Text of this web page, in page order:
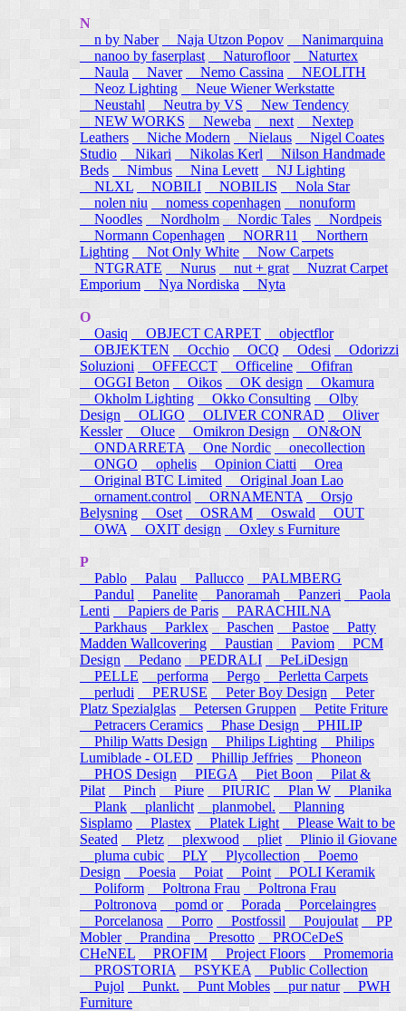
N
n by Naber
Naja Utzon Popov
Nanimarquina
nanoo by faserplast
Naturofloor
Naturtex
Naula
Naver Nemo Cassina
NEOLITH
Neoz Lighting
Neue Wiener Werkstatte
Neustahl
Neutra by VS
New Tendency
NEW WORKS
Neweba next
Nextep
Leathers
Niche Modern Nielaus
Nigel Coates
Studio
Nikari Nikolas Kerl
Nilson Handmade
Beds
Nimbus Nina Levett
NJ Lighting
NLXL
NOBILI NOBILIS
Nola Star
nolen niu
nomess copenhagen
nonuform
Noodles
Nordholm Nordic Tales
Nordpeis
Normann Copenhagen
NORR11
Northern
Lighting
Not Only White
Now Carpets
NTGRATE
Nurus nut + grat
Nuzrat Carpet
Emporium
Nya Nordiska Nyta
O
Oasiq
OBJECT CARPET
objectflor
OBJEKTEN
Occhio OCQ Odesi
Odorizzi
Soluzioni
OFFECCT Officeline
Ofifran
OGGI Beton
Oikos OK design
Okamura
Okholm Lighting
Okko Consulting
Olby
Design
OLIGO OLIVER CONRAD
Oliver
Kessler
Oluce Omikron Design
ON&ON
ONDARRETA
One Nordic
onecollection
ONGO
ophelis Opinion Ciatti
Orea
Original BTC Limited
Original Joan Lao
ornament.control
ORNAMENTA
Orsjo
Belysning
Oset OSRAM Oswald
OUT
OWA
OXIT design Oxley s Furniture
P
Pablo
Palau Pallucco
PALMBERG
Pandul
Panelite Panoramah Panzeri
Paola
Lenti
Papiers de Paris
PARACHILNA
Parkhaus
Parklex Paschen Pastoe
Patty
Madden Wallcovering
Paustian Paviom
PCM
Design
Pedano PEDRALI
PeLiDesign
PELLE
performa Pergo
Perletta Carpets
perludi
PERUSE Peter Boy Design
Peter
Platz Spezialglas
Petersen Gruppen
Petite Friture
Petracers Ceramics
Phase Design
PHILIP
Philip Watts Design
Philips Lighting
Philips
Lumiblade - OLED
Phillip Jeffries
Phoneon
PHOS Design
PIEGA Piet Boon
Pilat &
Pilat
Pinch Piure PIURIC Plan W
Planika
Plank
planlicht planmobel. Planning
Sisplamo
Plastex Platek Light
Please Wait to be
Seated
Pletz plexwood pliet
Plinio il Giovane
pluma cubic
PLY Plycollection
Poemo
Design
Poesia Poiat Point
POLI Keramik
Poliform
Poltrona Frau
Poltrona Frau
Poltronova
pomd or Porada
Porcelaingres
Porcelanosa
Porro Postfossil Poujoulat
PP
Mobler
Prandina Presotto
PROCeDeS
CHeNEL
PROFIM Project Floors
Promemoria
PROSTORIA
PSYKEA
Public Collection
Pujol
Punkt. Punt Mobles pur natur
PWH
Furniture